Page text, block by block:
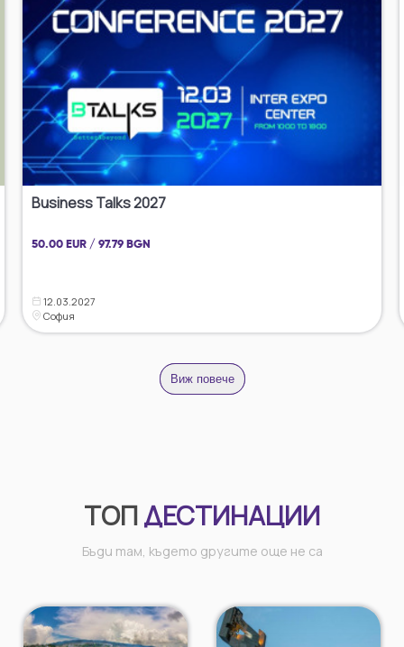
Business Talks 2027
50.00 EUR / 97.79 BGN
12.03.2027
София
Виж повече
ТОПДЕСТИНАЦИИ
Бъди там, където другите още не са